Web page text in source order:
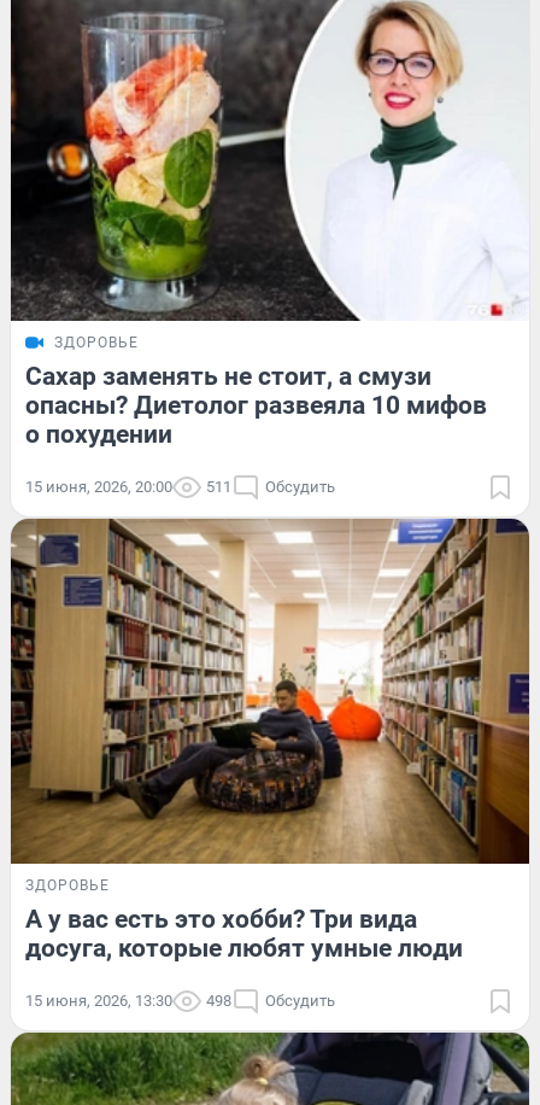
ЗДОРОВЬЕ
Сахар заменять не стоит, а смузи
опасны? Диетолог развеяла 10 мифов
о похудении
15 июня, 2026, 20:00 511 Обсудить
ЗДОРОВЬЕ
А у вас есть это хобби? Три вида
досуга, которые любят умные люди
15 июня, 2026, 13:30 498 Обсудить